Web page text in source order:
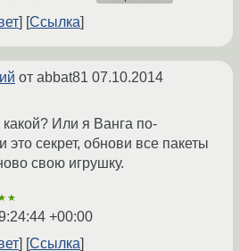
Ссылка
от abbat81 07.10.2014
какой? Или я Ванга по-
это секрет, обнови все пакеты
свою игрушку.
+00:00
Ссылка